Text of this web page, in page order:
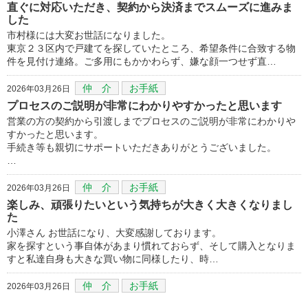
直ぐに対応いただき、契約から決済までスムーズに進みま
した
市村様には大変お世話になりました。
東京２３区内で戸建てを探していたところ、希望条件に合致する物
件を見付け連絡。ご多用にもかかわらず、嫌な顔一つせず直…
2026年03月26日 仲 介 お手紙
プロセスのご説明が非常にわかりやすかったと思います
営業の方の契約から引渡しまでプロセスのご説明が非常にわかりや
すかったと思います。
手続き等も親切にサポートいただきありがとうございました。
2026年03月26日 仲 介 お手紙
楽しみ、頑張りたいという気持ちが大きく大きくなりまし
た
小澤さん お世話になり、大変感謝しております。
家を探すという事自体があまり慣れておらず、そして購入となりま
すと私達自身も大きな買い物に同様したり、時…
2026年03月26日 仲 介 お手紙